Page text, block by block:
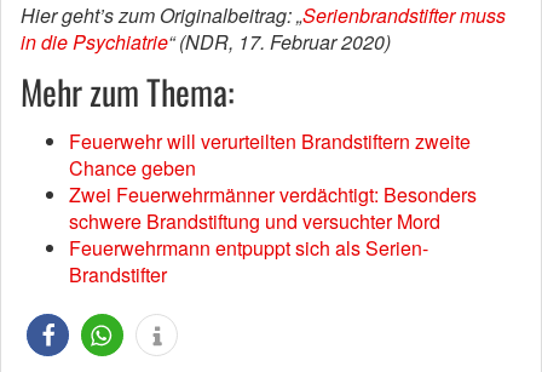
Hier geht’s zum Originalbeitrag: „Serienbrandstifter muss
in die Psychiatrie“ (NDR, 17. Februar 2020)
Mehr zum Thema:
Feuerwehr will verurteilten Brandstiftern zweite
Chance geben
Zwei Feuerwehrmänner verdächtigt: Besonders
schwere Brandstiftung und versuchter Mord
Feuerwehrmann entpuppt sich als Serien-
Brandstifter